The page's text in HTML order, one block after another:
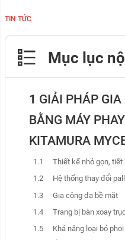
TIN TỨC
Mục lục
GIẢI PHÁP GIA
BẰNG MÁY
KITAMURA
Thiết kế nhỏ gọn,
Hệ thống thay đổi
Gia công đa bề mặt
Trang bị bàn xoay
Khả năng loại bỏ